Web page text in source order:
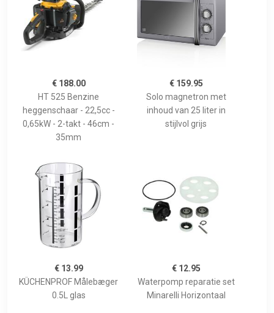
€ 188.00
HT 525 Benzine
heggenschaar - 22,5cc -
0,65kW - 2-takt - 46cm -
35mm
€ 159.95
Solo magnetron met
inhoud van 25 liter in
stijlvol grijs
€ 13.99
KÜCHENPROF Målebæger
0.5L glas
€ 12.95
Waterpomp reparatie set
Minarelli Horizontaal